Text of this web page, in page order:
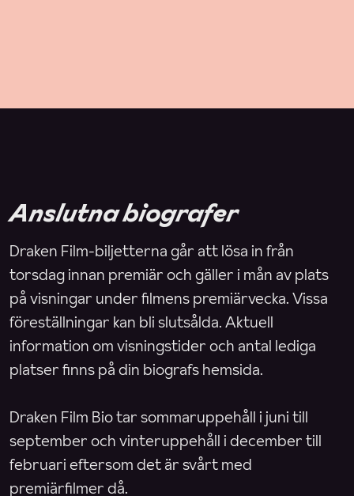
Anslutna biografer
Draken Film-biljetterna går att lösa in från
torsdag innan premiär och gäller i mån av plats
på visningar under filmens premiärvecka. Vissa
föreställningar kan bli slutsålda. Aktuell
information om visningstider och antal lediga
platser finns på din biografs hemsida.
Draken Film Bio tar sommaruppehåll i juni till
september och vinteruppehåll i december till
februari eftersom det är svårt med
premiärfilmer då.